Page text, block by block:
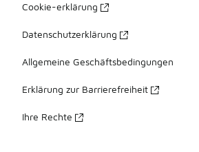
Cookie-erklärung
Datenschutzerklärung
Allgemeine Geschäftsbedingungen
Erklärung zur Barrierefreiheit
Ihre Rechte